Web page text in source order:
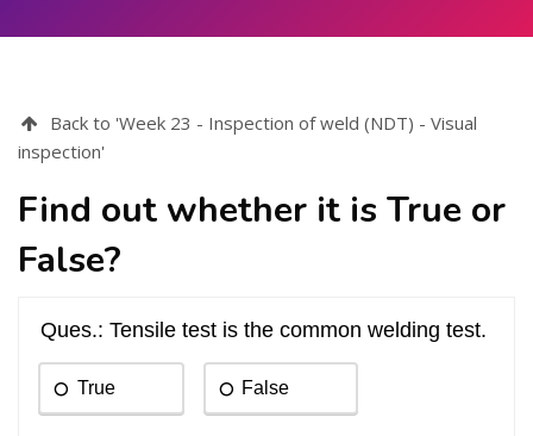
Back to 'Week 23 - Inspection of weld (NDT) - Visual
inspection'
Find out whether it is True or
False?